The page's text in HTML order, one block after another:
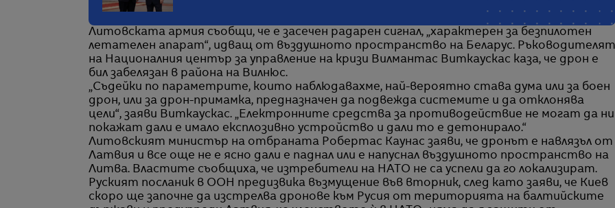
Литовската армия съобщи, че е засечен радарен сигнал, „характерен за безпилотен
летателен апарат“, идващ от въздушното пространство на Беларус. Ръководителят
на Националния център за управление на кризи Вилмантас Виткаускас каза, че дрон е
бил забелязан в района на Вилнюс.
„Съдейки по параметрите, които наблюдавахме, най-вероятно става дума или за боен
дрон, или за дрон-примамка, предназначен да подвежда системите и да отклонява
цели“, заяви Виткаускас. „Електронните средства за противодействие не могат да ни
покажат дали е имало експлозивно устройство и дали то е детонирало.“
Литовският министър на отбраната Робертас Каунас заяви, че дронът е навлязъл от
Латвия и все още не е ясно дали е паднал или е напуснал въздушното пространство на
Литва. Властите съобщиха, че изтребители на НАТО не са успели да го локализират.
Руският посланик в ООН предизвика възмущение във вторник, след като заяви, че Киев
скоро ще започне да изстрелва дронове към Русия от територията на балтийските